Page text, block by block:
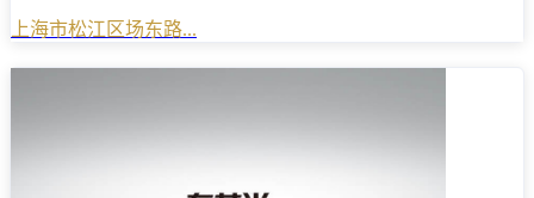
上海市松江区场东路...